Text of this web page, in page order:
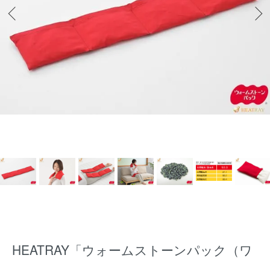
HEATRAY「ウォームストーンパック（ワ